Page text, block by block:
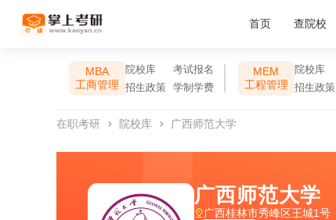
首页 查院校
MBA
工商管理
院校库
考试报名
招生政策
学制学费
MEM
工程管理
院校库
招生政策
在职考研 院校库 广西师范大学
广西师范大学
广西桂林市秀峰区王城1号